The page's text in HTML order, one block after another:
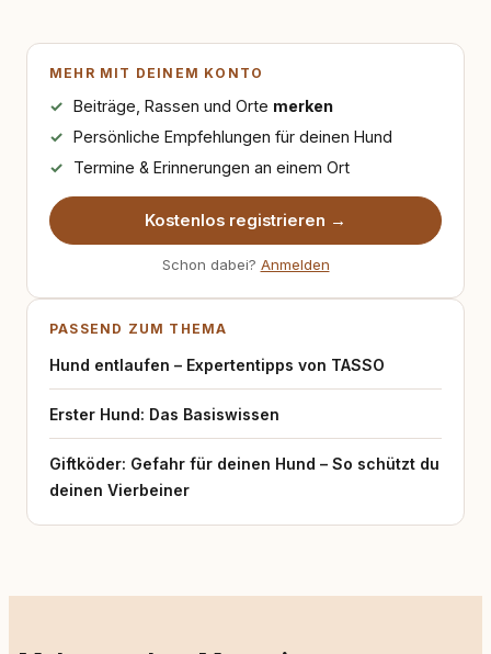
MEHR MIT DEINEM KONTO
Beiträge, Rassen und Orte merken
Persönliche Empfehlungen für deinen Hund
Termine & Erinnerungen an einem Ort
Kostenlos registrieren →
Schon dabei? Anmelden
PASSEND ZUM THEMA
Hund entlaufen – Expertentipps von TASSO
Erster Hund: Das Basiswissen
Giftköder: Gefahr für deinen Hund – So schützt du
deinen Vierbeiner